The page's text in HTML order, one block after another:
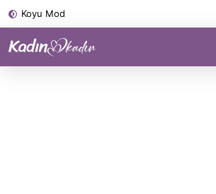
Koyu Mod